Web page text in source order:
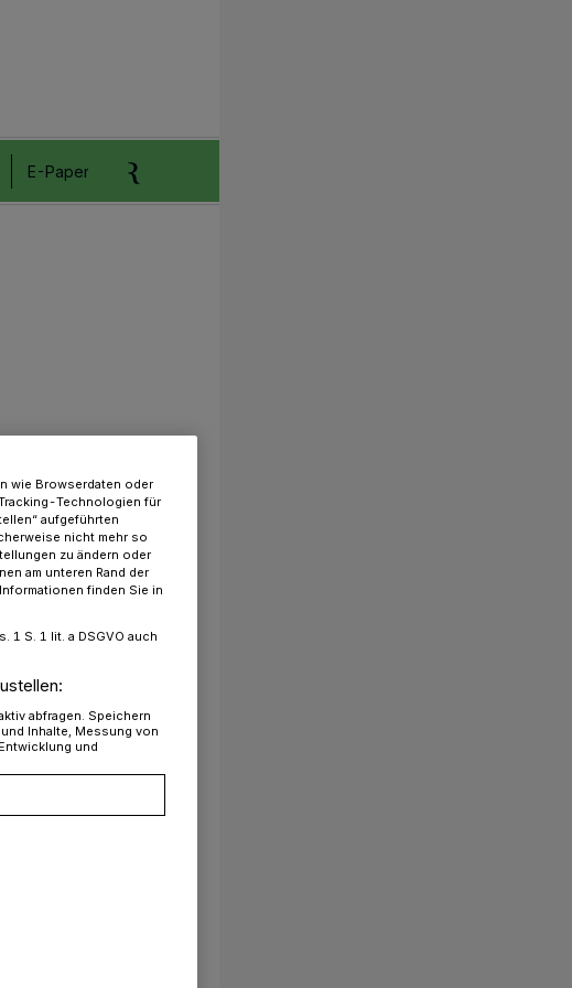
E-Paper Anzeigen aufgeben
verbieten?
wie Browserdaten oder
Technologien für
aufgeführten
nicht mehr so
zu ändern oder
am unteren Rand der
finden Sie in
1 S. 1 lit. a DSGVO auch
abfragen. Speichern
Inhalte, Messung von
und